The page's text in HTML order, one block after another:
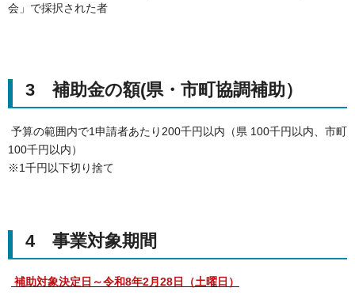
会」で採択された者
3 補助金の額(県・市町協調補助）
予算の範囲内で1申請者あたり200千円以内（県 100千円以内、市町
100千円以内）
※1千円以下切り捨て
4 事業対象期間
補助対象決定日～令和8年2月28日（土曜日）